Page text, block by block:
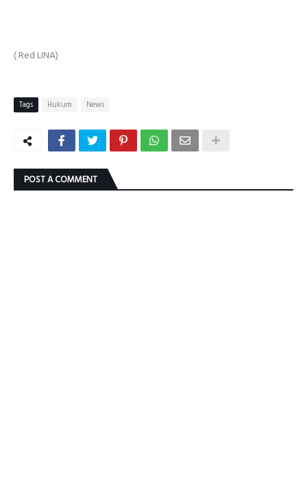
( Red LINA)
Tags Hukum News
POST A COMMENT